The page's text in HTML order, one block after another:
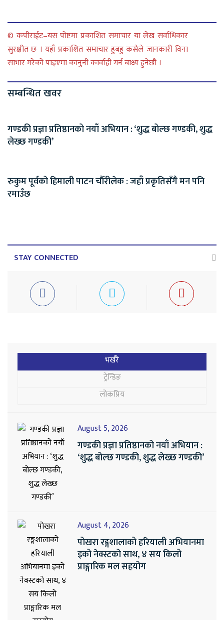
© कपीराईट–यस पोष्टमा प्रकाशित समाचार या लेख सर्वाधिकार
सुरक्षीत छ । यहाँ प्रकाशित समाचार हुबहु कसैले जानकारी विना
साभार गरेको पाइएमा कानुनी कार्वाही गर्न बाध्य हुनेछौ ।
सम्बन्धित खवर
गण्डकी प्रज्ञा प्रतिष्ठानको नयाँ अभियान : ‘शुद्ध बोल्छ गण्डकी, शुद्ध
लेख्छ गण्डकी’
रुकुम पूर्वको हिमाली पाटन चौँरीलेक : जहाँ प्रकृतिसँगै मन पनि
रमाउँछ
STAY CONNECTED
भर्खरै
ट्रेन्डिङ
लोकप्रिय
August 5, 2026
गण्डकी प्रज्ञा प्रतिष्ठानको नयाँ अभियान :
‘शुद्ध बोल्छ गण्डकी, शुद्ध लेख्छ गण्डकी’
August 4, 2026
पोखरा रङ्गशालाको हरियाली अभियानमा
इको नेक्स्टको साथ, ४ सय किलो
प्राङ्गारिक मल सहयोग